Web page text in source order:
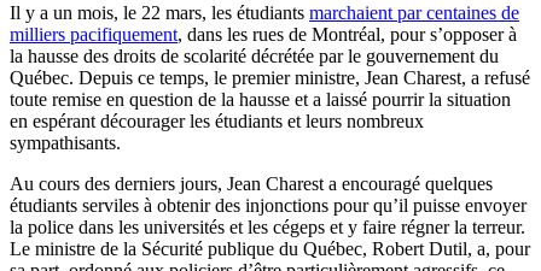
Il y a un mois, le 22 mars, les étudiants marchaient par centaines de
milliers pacifiquement, dans les rues de Montréal, pour s’opposer à
la hausse des droits de scolarité décrétée par le gouvernement du
Québec. Depuis ce temps, le premier ministre, Jean Charest, a refusé
toute remise en question de la hausse et a laissé pourrir la situation
en espérant décourager les étudiants et leurs nombreux
sympathisants.
Au cours des derniers jours, Jean Charest a encouragé quelques
étudiants serviles à obtenir des injonctions pour qu’il puisse envoyer
la police dans les universités et les cégeps et y faire régner la terreur.
Le ministre de la Sécurité publique du Québec, Robert Dutil, a, pour